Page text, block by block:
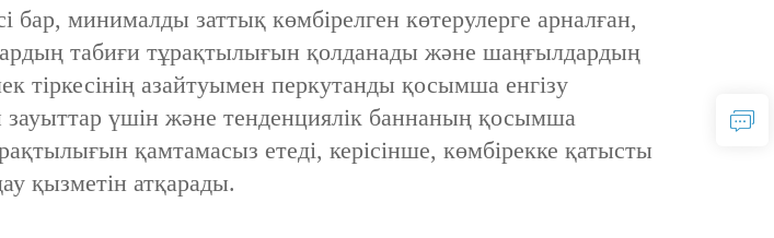
минималды заттық көмбірелген көтерулерге арналған,
табиғи тұрақтылығын қолданады және шаңғылдардың
тіркесінің азайтуымен перкутанды қосымша енгізу
зауыттар үшін және тенденциялік баннаның қосымша
қамтамасыз етеді, керісінше, көмбірекке қатысты
қызметін атқарады.